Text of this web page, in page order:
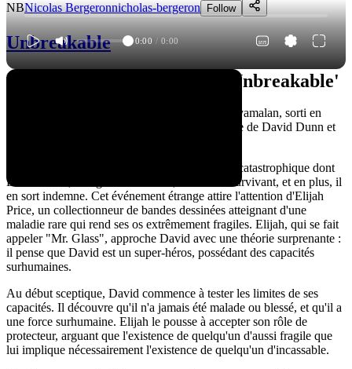
NBNicolas Bergeronnicholas-bergeron Follow
Unbreakable 0:00 / 0:00
Unraveling the Mystery of 'Unbreakable'
Thriller de super-héros réalisé par M. Night Shyamalan, sorti en
2000. Il met en vedette Bruce Willis dans le rôle de David Dunn et
L'histoire commence avec un accident de train catastrophique dont
David Dunn, un agent de sécurité, est le seul survivant, et en plus, il
en sort indemne. Cet événement étrange attire l'attention d'Elijah
Price, un collectionneur de bandes dessinées atteignant d'une
maladie rare qui rend ses os extrêmement fragiles. Elijah, qui se fait
appeler "Mr. Glass", approche David avec une théorie surprenante :
il pense que David est un super-héros, possédant des capacités
surhumaines.
Au début sceptique, David commence à tester les limites de ses
capacités. Il découvre qu'il n'a jamais été malade ou blessé, et qu'il a
une force surhumaine. Elijah le pousse à accepter son rôle de
protecteur, arguant que l'existence de quelqu'un d'aussi fragile que
lui implique nécessairement l'existence de quelqu'un d'incassable.